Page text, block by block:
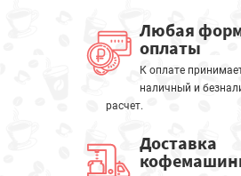
Любая
оплаты
К оплате
наличный и
расчет.
Доставка